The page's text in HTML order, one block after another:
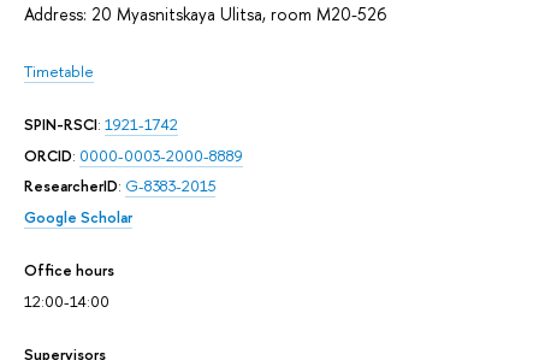
Address: 20 Myasnitskaya Ulitsa, room М20-526
Timetable
SPIN-RSCI: 1921-1742
ORCID: 0000-0003-2000-8889
ResearcherID: G-8383-2015
Google Scholar
Office hours
12:00-14:00
Supervisors